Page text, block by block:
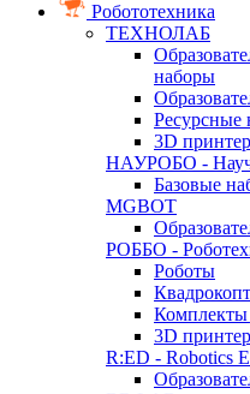
Робототехника
ТЕХНОЛАБ
наборы
Ресурсные
3D
НАУРОБО -
Базовые
MGBOT
РОББО -
Роботы
Комплекты
3D
R:ED - Robotics